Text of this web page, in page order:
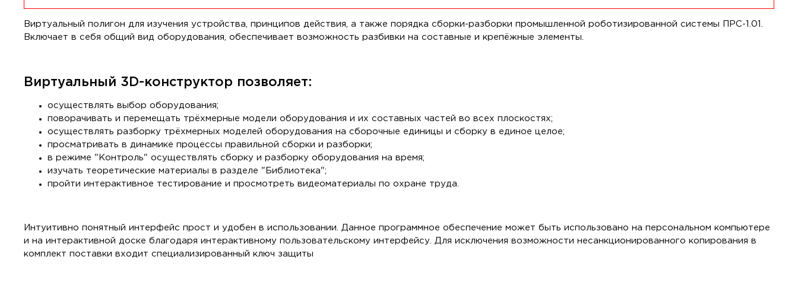
Виртуальный полигон для изучения устройства, принципов действия, а также порядка сборки-разборки промышленной роботизированной системы ПРС-1.01.
Включает в себя общий вид оборудования, обеспечивает возможность разбивки на составные и крепёжные элементы.
Виртуальный 3D-конструктор позволяет:
осуществлять выбор оборудования;
поворачивать и перемещать трёхмерные модели оборудования и их составных частей во всех плоскостях;
осуществлять разборку трёхмерных моделей оборудования на сборочные единицы и сборку в единое целое;
просматривать в динамике процессы правильной сборки и разборки;
в режиме "Контроль" осуществлять сборку и разборку оборудования на время;
изучать теоретические материалы в разделе "Библиотека";
пройти интерактивное тестирование и просмотреть видеоматериалы по охране труда.
Интуитивно понятный интерфейс прост и удобен в использовании. Данное программное обеспечение может быть использовано на персональном компьютере
и на интерактивной доске благодаря интерактивному пользовательскому интерфейсу. Для исключения возможности несанкционированного копирования в
комплект поставки входит специализированный ключ защиты